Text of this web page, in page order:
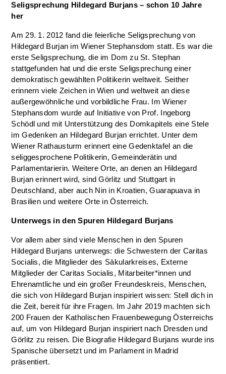
Seligsprechung Hildegard Burjans – schon 10 Jahre
her
Am 29. 1. 2012 fand die feierliche Seligsprechung von
Hildegard Burjan im Wiener Stephansdom statt. Es war die
erste Seligsprechung, die im Dom zu St. Stephan
stattgefunden hat und die erste Seligsprechung einer
demokratisch gewählten Politikerin weltweit. Seither
erinnern viele Zeichen in Wien und weltweit an diese
außergewöhnliche und vorbildliche Frau. Im Wiener
Stephansdom wurde auf Initiative von Prof. Ingeborg
Schödl und mit Unterstützung des Domkapitels eine Stele
im Gedenken an Hildegard Burjan errichtet. Unter dem
Wiener Rathausturm erinnert eine Gedenktafel an die
seliggesprochene Politikerin, Gemeinderätin und
Parlamentarierin. Weitere Orte, an denen an Hildegard
Burjan erinnert wird, sind Görlitz und Stuttgart in
Deutschland, aber auch Nin in Kroatien, Guarapuava in
Brasilien und weitere Orte in Österreich.
Unterwegs in den Spuren Hildegard Burjans
Vor allem aber sind viele Menschen in den Spuren
Hildegard Burjans unterwegs: die Schwestern der Caritas
Socialis, die Mitglieder des Säkularkreises, Externe
Mitglieder der Caritas Socialis, Mitarbeiter*innen und
Ehrenamtliche und ein großer Freundeskreis, Menschen,
die sich von Hildegard Burjan inspiriert wissen: Stell dich in
die Zeit, bereit für ihre Fragen. Im Jahr 2019 machten sich
200 Frauen der Katholischen Frauenbewegung Österreichs
auf, um von Hildegard Burjan inspiriert nach Dresden und
Görlitz zu reisen. Die Biografie Hildegard Burjans wurde ins
Spanische übersetzt und im Parlament in Madrid
präsentiert.